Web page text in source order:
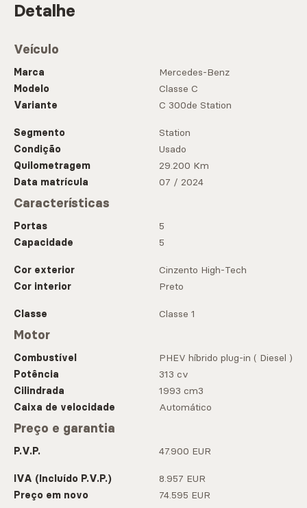
Detalhe
Veículo
Marca
Mercedes-Benz
Modelo
Classe C
Variante
C 300de Station
Segmento
Station
Condição
Usado
Quilometragem
29.200 Km
Data matrícula
07 / 2024
Características
Portas
5
Capacidade
5
Cor exterior
Cinzento High-Tech
Cor interior
Preto
Classe Classe 1
Motor
Combustível
PHEV híbrido plug-in ( Diesel )
Potência
313 cv
Cilindrada
1993 cm3
Caixa de velocidade
Automático
Preço e garantia
P.V.P. 47.900 EUR
IVA (Incluído P.V.P.)
8.957 EUR
Preço em novo
74.595 EUR